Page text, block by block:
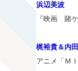
浜辺美波
『映画 賭ケ
梶裕貴＆内
アニメ「Ｍ